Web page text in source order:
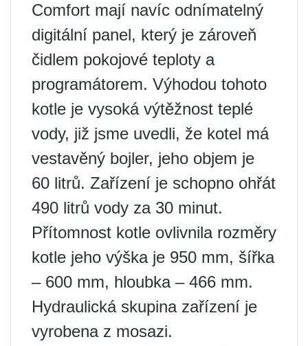
Comfort mají navíc odnímatelný
digitální panel, který je zároveň
čidlem pokojové teploty a
programátorem. Výhodou tohoto
kotle je vysoká výtěžnost teplé
vody, již jsme uvedli, že kotel má
vestavěný bojler, jeho objem je
60 litrů. Zařízení je schopno ohřát
490 litrů vody za 30 minut.
Přítomnost kotle ovlivnila rozměry
kotle jeho výška je 950 mm, šířka
– 600 mm, hloubka – 466 mm.
Hydraulická skupina zařízení je
vyrobena z mosazi.